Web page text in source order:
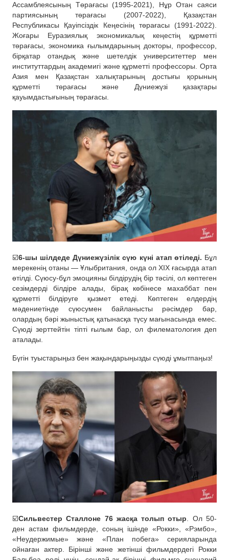
Ассамблеясының Төрағасы (1995-2021), Нұр Отан саяси
партиясының төрағасы (2007-2022), Қазақстан
Республикасы Қауіпсіздік Кеңесінің төрағасы (1991-2022).
Жоғары Еуразиялық экономикалық кеңестің құрметті
төрағасы, экономика ғылымдарының докторы, профессор,
бірқатар отандық және шетелдік университеттер мен
институттардың академигі және құрметті профессоры. Орта
Азия мен Қазақстан халықтарының достығы қорының
құрметті төрағасы және Дүниежүзі қазақтары
қауымдастығының төрағасы.
☑️6-шы шілдеде Дүниежүзілік сүю күні атап өтіледі. Бұл
мерекенің отаны — Ұлыбритания, онда ол XIX ғасырда атап
өтілді. Сүюсу-бұл эмоцияны білдірудің бір тәсілі, ол көптеген
сезімдерді білдіре алады, бірақ көбінесе махаббат пен
құрметті білдіруге қызмет етеді. Көптеген елдердің
мәдениетінде сүюсумен байланысты рәсімдер бар,
олардың бәрі жыныстық қатынасқа түсу мағынасында емес.
Сүюді зерттейтін тіпті ғылым бар, ол филематология деп
аталады.
Бүгін туыстарыңыз бен жақындарыңызды сүюді ұмытпаңыз!
☑️Сильвестер Сталлоне 76 жасқа толып отыр . Ол 50-
ден астам фильмдерде, соның ішінде «Рокки», «Рэмбо»,
«Неудержимые» және «План побега» серияларында
ойнаған актер. Бірінші және жетінші фильмдердегі Рокки